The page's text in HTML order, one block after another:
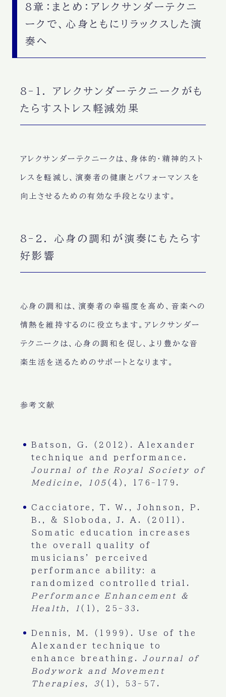
8章：まとめ：アレクサンダーテクニ
ークで、心身ともにリラックスした演
奏へ
8-1. アレクサンダーテクニークがも
たらすストレス軽減効果
アレクサンダーテクニークは、身体的・精神的スト
レスを軽減し、演奏者の健康とパフォーマンスを
向上させるための有効な手段となります。
8-2. 心身の調和が演奏にもたらす
好影響
心身の調和は、演奏者の幸福度を高め、音楽への
情熱を維持するのに役立ちます。アレクサンダー
テクニークは、心身の調和を促し、より豊かな音
楽生活を送るためのサポートとなります。
参考文献
Batson, G. (2012). Alexander
technique and performance.
Journal of the Royal Society of
Medicine , 105 (4), 176-179.
Cacciatore, T. W., Johnson, P.
B., & Sloboda, J. A. (2011).
Somatic education increases
the overall quality of
musicians’ perceived
performance ability: a
randomized controlled trial.
Performance Enhancement &
Health , 1 (1), 25-33.
Dennis, M. (1999). Use of the
Alexander technique to
enhance breathing.Journal of
Bodywork and Movement
Therapies , 3 (1), 53-57.